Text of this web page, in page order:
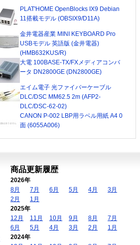
PLAT'HOME OpenBlocks IX9 Debian
11搭載モデル (OBSIX9/D11A)
金井電器産業 MINI KEYBOARD Pro
USBモデル 英語版 (金井電器)
(HMB632KUS/R)
大電 100BASE-TX/FXメディアコンバ
ータ DN2800GE (DN2800GE)
エイム電子 光ファイバーケーブル
DLC/DSC MM62.5 2m (AFP2-
DLC/DSC-62-02)
CANON P-002 LBP用ラベル用紙 A4 0
面 (6055A006)
商品更新履歴
2026年
8月
7月 6月 5月 4月
3月
2月
1月
2025年
12月
11月 10月 9月 8月
7月
6月
5月 4月 3月 2月
1月
2024年